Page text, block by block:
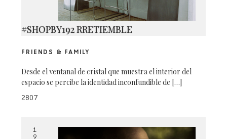
#SHOPBY192 RRETIEMBLE
FRIENDS & FAMILY
Desde el ventanal de cristal que muestra el interior del
espacio se percibe la identidad inconfundible de […]
2807
1
9